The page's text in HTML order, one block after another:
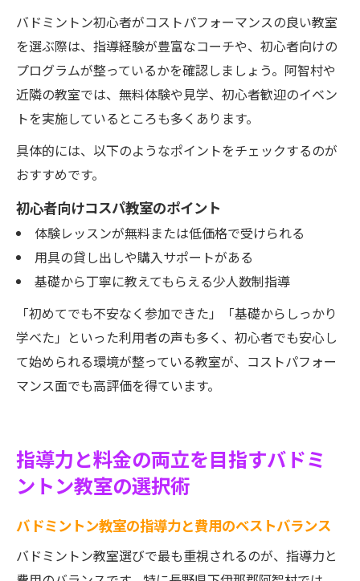
バドミントン初心者がコストパフォーマンスの良い教室
を選ぶ際は、指導経験が豊富なコーチや、初心者向けの
プログラムが整っているかを確認しましょう。阿智村や
近隣の教室では、無料体験や見学、初心者歓迎のイベン
トを実施しているところも多くあります。
具体的には、以下のようなポイントをチェックするのが
おすすめです。
初心者向けコスパ教室のポイント
体験レッスンが無料または低価格で受けられる
用具の貸し出しや購入サポートがある
基礎から丁寧に教えてもらえる少人数制指導
「初めてでも不安なく参加できた」「基礎からしっかり
学べた」といった利用者の声も多く、初心者でも安心し
て始められる環境が整っている教室が、コストパフォー
マンス面でも高評価を得ています。
指導力と料金の両立を目指すバドミ
ントン教室の選択術
バドミントン教室の指導力と費用のベストバランス
バドミントン教室選びで最も重視されるのが、指導力と